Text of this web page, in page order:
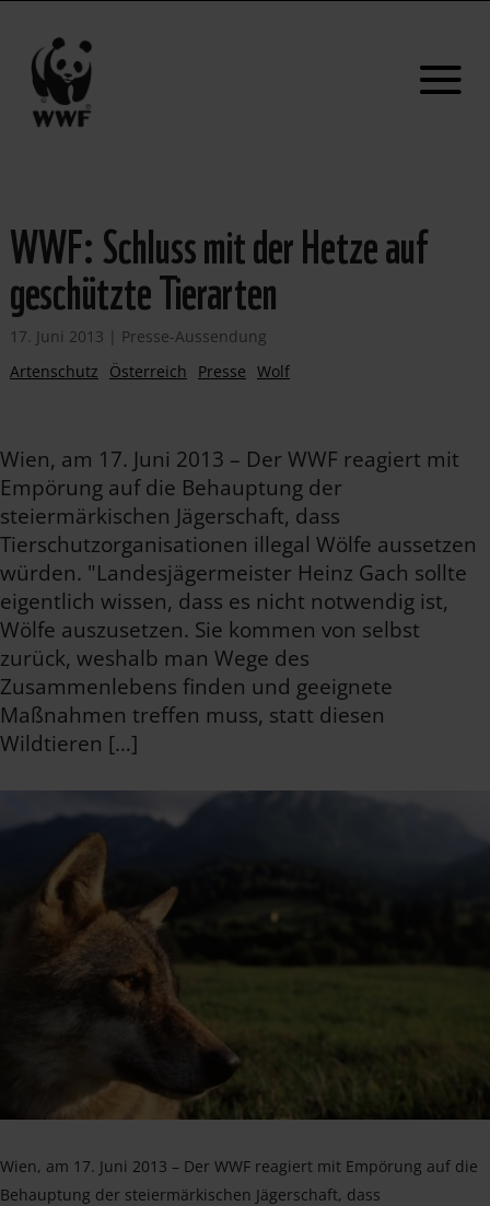
WWF: Schluss mit der Hetze auf
geschützte Tierarten
17. Juni 2013 | Presse-Aussendung
Artenschutz
Österreich Presse Wolf
Wien, am 17. Juni 2013 – Der WWF reagiert mit
Empörung auf die Behauptung der
steiermärkischen Jägerschaft, dass
Tierschutzorganisationen illegal Wölfe aussetzen
würden. "Landesjägermeister Heinz Gach sollte
eigentlich wissen, dass es nicht notwendig ist,
Wölfe auszusetzen. Sie kommen von selbst
zurück, weshalb man Wege des
Zusammenlebens finden und geeignete
Maßnahmen treffen muss, statt diesen
Wildtieren […]
Wien, am 17. Juni 2013 – Der WWF reagiert mit Empörung auf die
Behauptung der steiermärkischen Jägerschaft, dass